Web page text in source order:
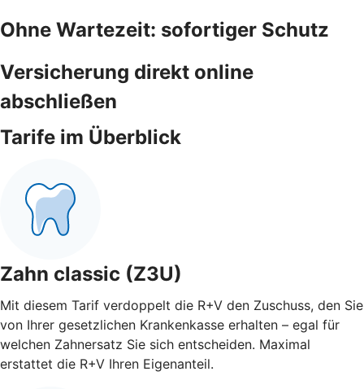
Ohne Wartezeit: sofortiger Schutz
Versicherung direkt online
abschließen
Tarife im Überblick
Zahn classic (Z3U)
Mit diesem Tarif verdoppelt die R+V den Zuschuss, den Sie
von Ihrer gesetzlichen Krankenkasse erhalten – egal für
welchen Zahnersatz Sie sich entscheiden. Maximal
erstattet die R+V Ihren Eigenanteil.